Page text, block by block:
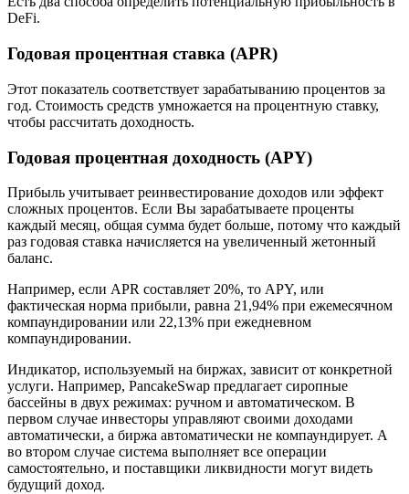
DeFi.
Годовая процентная ставка (APR)
Этот показатель соответствует зарабатыванию процентов за
год. Стоимость средств умножается на процентную ставку,
чтобы рассчитать доходность.
Годовая процентная доходность (APY)
Прибыль учитывает реинвестирование доходов или эффект
сложных процентов. Если Вы зарабатываете проценты
каждый месяц, общая сумма будет больше, потому что каждый
раз годовая ставка начисляется на увеличенный жетонный
баланс.
Например, если APR составляет 20%, то APY, или
фактическая норма прибыли, равна 21,94% при ежемесячном
компаундировании или 22,13% при ежедневном
компаундировании.
Индикатор, используемый на биржах, зависит от конкретной
услуги. Например, PancakeSwap предлагает сиропные
бассейны в двух режимах: ручном и автоматическом. В
первом случае инвесторы управляют своими доходами
автоматически, а биржа автоматически не компаундирует. А
во втором случае система выполняет все операции
самостоятельно, и поставщики ликвидности могут видеть
будущий доход.